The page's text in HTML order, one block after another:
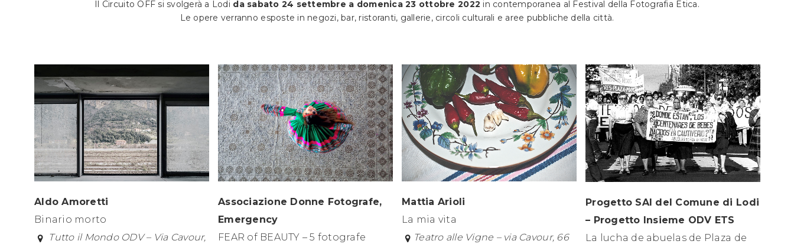
Il Circuito OFF si svolgerà a Lodi da sabato 24 settembre a domenica 23 ottobre 2022 in contemporanea al Festival della Fotografia Etica.
Le opere verranno esposte in negozi, bar, ristoranti, gallerie, circoli culturali e aree pubbliche della città.
Aldo Amoretti
Binario morto
Tutto il Mondo ODV – Via Cavour,
Associazione Donne Fotografe,
Emergency
FEAR of BEAUTY – 5 fotografe
Mattia Arioli
La mia vita
Teatro alle Vigne – via Cavour, 66
Progetto SAI del Comune di Lodi
– Progetto Insieme ODV ETS
La lucha de abuelas de Plaza de